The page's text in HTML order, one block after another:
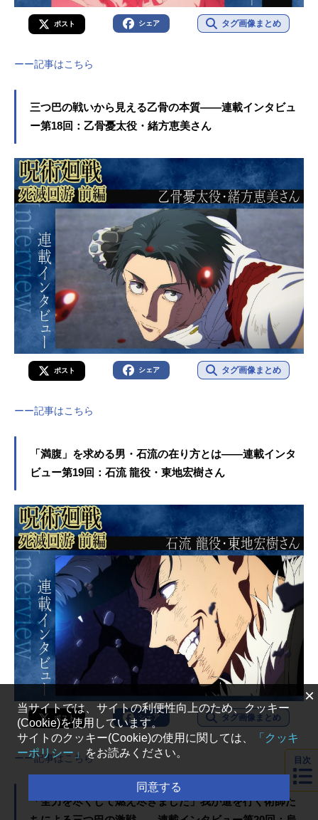
ポスト シェア タグ画像まとめ
ーー記事はこちら
三つ巴の戦いから見える乙骨の本質――連載インタビュ
ー第18回：乙骨憂太役・緒方恵美さん
ポスト シェア タグ画像まとめ
ーー記事はこちら
「満腹」を求める男・石流の在り方とは――連載インタ
ビュー第19回：石流 龍役・東地宏樹さん
ポスト シェア タグ画像まとめ
ーー記事はこちら
「全力を尽くして燃え尽きました」我が道を行く術師た
目次
×
当サイトでは、サイトの利便性向上のため、クッキー
(Cookie)を使用しています。
サイトのクッキー(Cookie)の使用に関しては、
「クッキ
ーポリシー」
をお読みください。
同意する